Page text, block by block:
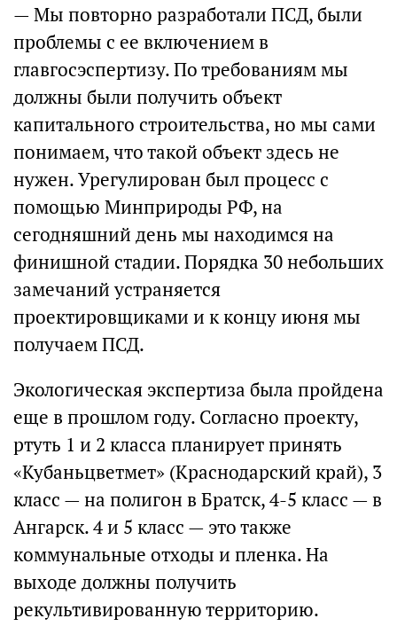
— Мы повторно разработали ПСД, были
проблемы с ее включением в
главгосэспертизу. По требованиям мы
должны были получить объект
капитального строительства, но мы сами
понимаем, что такой объект здесь не
нужен. Урегулирован был процесс с
помощью Минприроды РФ, на
сегодняшний день мы находимся на
финишной стадии. Порядка 30 небольших
замечаний устраняется
проектировщиками и к концу июня мы
получаем ПСД.
Экологическая экспертиза была пройдена
еще в прошлом году. Согласно проекту,
ртуть 1 и 2 класса планирует принять
«Кубаньцветмет» (Краснодарский край), 3
класс — на полигон в Братск, 4-5 класс — в
Ангарск. 4 и 5 класс — это также
коммунальные отходы и пленка. На
выходе должны получить
рекультивированную территорию.